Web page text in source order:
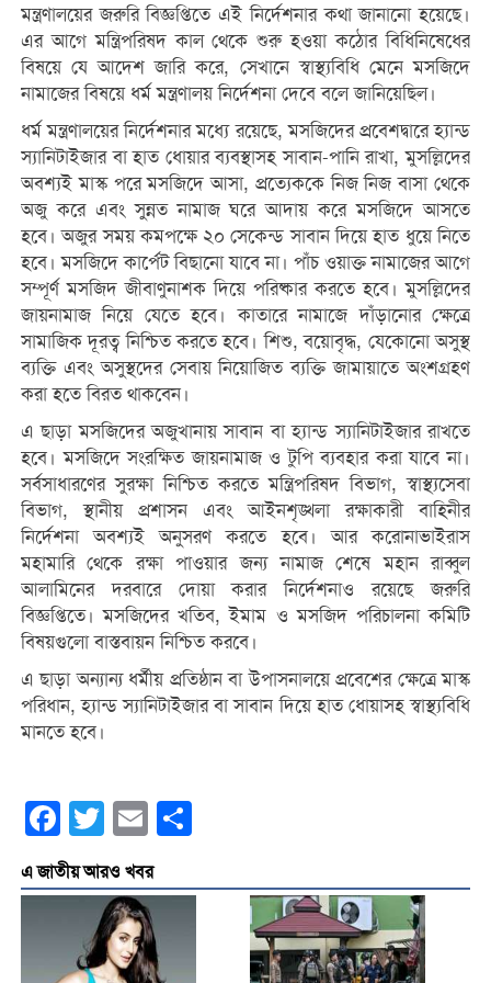
মন্ত্রণালয়ের জরুরি বিজ্ঞপ্তিতে এই নির্দেশনার কথা জানানো হয়েছে।
এর আগে মন্ত্রিপরিষদ কাল থেকে শুরু হওয়া কঠোর বিধিনিষেধের
বিষয়ে যে আদেশ জারি করে, সেখানে স্বাস্থ্যবিধি মেনে মসজিদে
নামাজের বিষয়ে ধর্ম মন্ত্রণালয় নির্দেশনা দেবে বলে জানিয়েছিল।
ধর্ম মন্ত্রণালয়ের নির্দেশনার মধ্যে রয়েছে, মসজিদের প্রবেশদ্বারে হ্যান্ড
স্যানিটাইজার বা হাত ধোয়ার ব্যবস্থাসহ সাবান-পানি রাখা, মুসল্লিদের
অবশ্যই মাস্ক পরে মসজিদে আসা, প্রত্যেককে নিজ নিজ বাসা থেকে
অজু করে এবং সুন্নত নামাজ ঘরে আদায় করে মসজিদে আসতে
হবে। অজুর সময় কমপক্ষে ২০ সেকেন্ড সাবান দিয়ে হাত ধুয়ে নিতে
হবে। মসজিদে কার্পেট বিছানো যাবে না। পাঁচ ওয়াক্ত নামাজের আগে
সম্পূর্ণ মসজিদ জীবাণুনাশক দিয়ে পরিষ্কার করতে হবে। মুসল্লিদের
জায়নামাজ নিয়ে যেতে হবে। কাতারে নামাজে দাঁড়ানোর ক্ষেত্রে
সামাজিক দূরত্ব নিশ্চিত করতে হবে। শিশু, বয়োবৃদ্ধ, যেকোনো অসুস্থ
ব্যক্তি এবং অসুস্থদের সেবায় নিয়োজিত ব্যক্তি জামায়াতে অংশগ্রহণ
করা হতে বিরত থাকবেন।
এ ছাড়া মসজিদের অজুখানায় সাবান বা হ্যান্ড স্যানিটাইজার রাখতে
হবে। মসজিদে সংরক্ষিত জায়নামাজ ও টুপি ব্যবহার করা যাবে না।
সর্বসাধারণের সুরক্ষা নিশ্চিত করতে মন্ত্রিপরিষদ বিভাগ, স্বাস্থ্যসেবা
বিভাগ, স্থানীয় প্রশাসন এবং আইনশৃঙ্খলা রক্ষাকারী বাহিনীর
নির্দেশনা অবশ্যই অনুসরণ করতে হবে। আর করোনাভাইরাস
মহামারি থেকে রক্ষা পাওয়ার জন্য নামাজ শেষে মহান রাব্বুল
আলামিনের দরবারে দোয়া করার নির্দেশনাও রয়েছে জরুরি
বিজ্ঞপ্তিতে। মসজিদের খতিব, ইমাম ও মসজিদ পরিচালনা কমিটি
বিষয়গুলো বাস্তবায়ন নিশ্চিত করবে।
এ ছাড়া অন্যান্য ধর্মীয় প্রতিষ্ঠান বা উপাসনালয়ে প্রবেশের ক্ষেত্রে মাস্ক
পরিধান, হ্যান্ড স্যানিটাইজার বা সাবান দিয়ে হাত ধোয়াসহ স্বাস্থ্যবিধি
মানতে হবে।
Facebook
Twitter Email
এ জাতীয় আরও খবর